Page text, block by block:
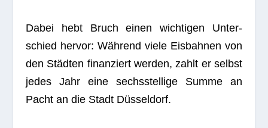
Dabei hebt Bruch einen wich­ti­gen Unter­
schied her­vor: Wäh­rend viele Eis­bah­nen von
den Städ­ten finan­ziert wer­den, zahlt er selbst
jedes Jahr eine sechs­stel­lige Summe an
Pacht an die Stadt Düsseldorf.